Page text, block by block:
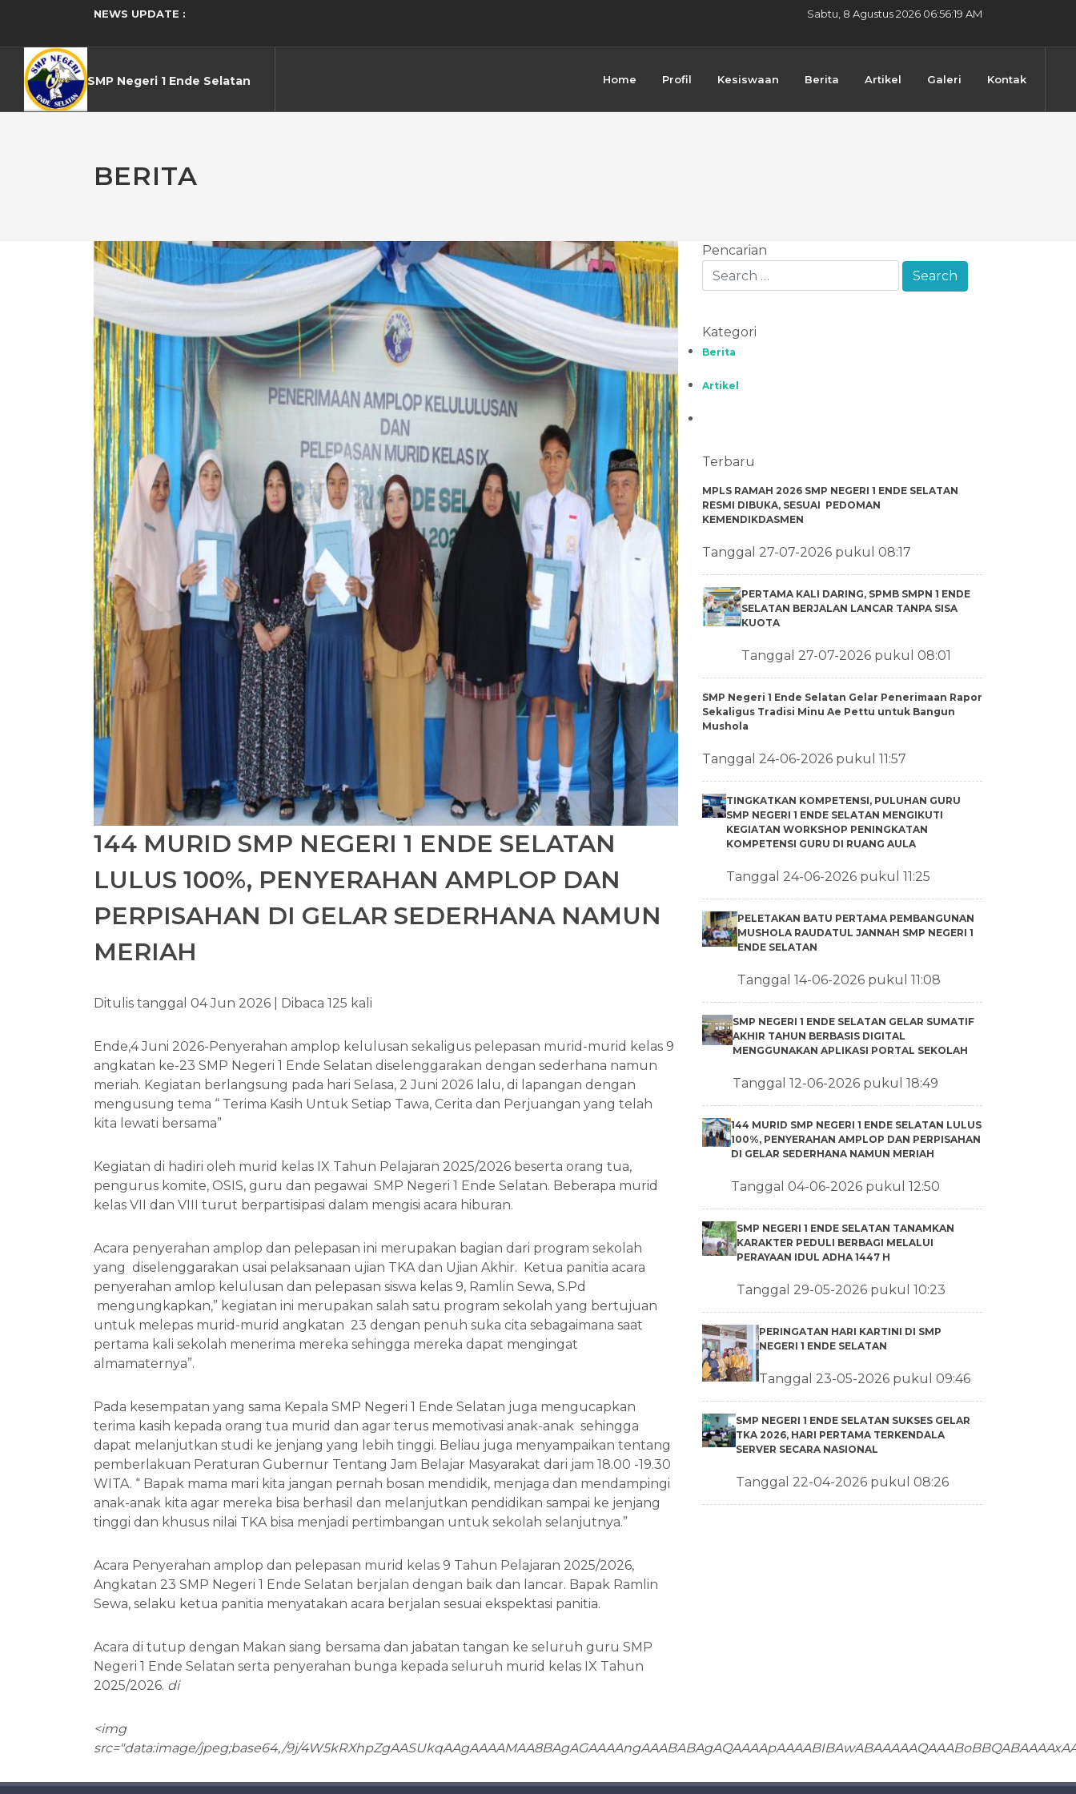
NEWS UPDATE :
SMP NEGERI 1 ENDE SELATAN GELAR SUMATIF AKHIR TAHUN BERBASIS...
Sabtu, 8 Agustus 2026 06:56:20 AM
SMP Negeri 1 Ende Selatan Home Profil Kesiswaan Berita Artikel Galeri Kontak
BERITA
144 MURID SMP NEGERI 1 ENDE SELATAN
LULUS 100%, PENYERAHAN AMPLOP DAN
PERPISAHAN DI GELAR SEDERHANA NAMUN
MERIAH
Ditulis tanggal 04 Jun 2026 | Dibaca 125 kali
Ende,4 Juni 2026-Penyerahan amplop kelulusan sekaligus pelepasan murid-murid kelas 9
angkatan ke-23 SMP Negeri 1 Ende Selatan diselenggarakan dengan sederhana namun
meriah. Kegiatan berlangsung pada hari Selasa, 2 Juni 2026 lalu, di lapangan dengan
mengusung tema “ Terima Kasih Untuk Setiap Tawa, Cerita dan Perjuangan yang telah
kita lewati bersama”
Kegiatan di hadiri oleh murid kelas IX Tahun Pelajaran 2025/2026 beserta orang tua,
pengurus komite, OSIS, guru dan pegawai SMP Negeri 1 Ende Selatan. Beberapa murid
kelas VII dan VIII turut berpartisipasi dalam mengisi acara hiburan.
Acara penyerahan amplop dan pelepasan ini merupakan bagian dari program sekolah
yang diselenggarakan usai pelaksanaan ujian TKA dan Ujian Akhir. Ketua panitia acara
penyerahan amlop kelulusan dan pelepasan siswa kelas 9, Ramlin Sewa, S.Pd
mengungkapkan,” kegiatan ini merupakan salah satu program sekolah yang bertujuan
untuk melepas murid-murid angkatan 23 dengan penuh suka cita sebagaimana saat
pertama kali sekolah menerima mereka sehingga mereka dapat mengingat
almamaternya”.
Pada kesempatan yang sama Kepala SMP Negeri 1 Ende Selatan juga mengucapkan
terima kasih kepada orang tua murid dan agar terus memotivasi anak-anak sehingga
dapat melanjutkan studi ke jenjang yang lebih tinggi. Beliau juga menyampaikan tentang
pemberlakuan Peraturan Gubernur Tentang Jam Belajar Masyarakat dari jam 18.00 -19.30
WITA. “ Bapak mama mari kita jangan pernah bosan mendidik, menjaga dan mendampingi
anak-anak kita agar mereka bisa berhasil dan melanjutkan pendidikan sampai ke jenjang
tinggi dan khusus nilai TKA bisa menjadi pertimbangan untuk sekolah selanjutnya.”
Acara Penyerahan amplop dan pelepasan murid kelas 9 Tahun Pelajaran 2025/2026,
Angkatan 23 SMP Negeri 1 Ende Selatan berjalan dengan baik dan lancar. Bapak Ramlin
Sewa, selaku ketua panitia menyatakan acara berjalan sesuai ekspektasi panitia.
Acara di tutup dengan Makan siang bersama dan jabatan tangan ke seluruh guru SMP
Negeri 1 Ende Selatan serta penyerahan bunga kepada seluruh murid kelas IX Tahun
2025/2026. di
<img src="data:image/jpeg;base64,/9j/4W5kRXhpZgAASUkqAAgAAAAMAA8BAgAGAAAAngAAABABAgAQAAAApAAAABIBAwABAAAAAQAAABoBBQABAAAAxAAAABsBBQABAAAAzAAAACgBAwABAAAAAgAAADIBAgAUAAAA1AAAADsBAgABAAAAAAAAABMCAwABAAAAAgAAAJiCAgABAAAAAAAAAGmHBAABAAAAaAEAACWIBAABAAAAKiEAACwoAABDYW5vbgBDYW5vbiBFT1MgMzAwMEQAAAAAAAAAAAAAAAAAAAAAAEgAAAABAAAASAAAAAEAAAAyMDI2OjA2OjAyIDA4OjQ0OjM3AAAAAAAAAAAAAAAAAAAAAAAAAAAAAAAAAAAAAAAAAAAAAAAAAAAAAAAAAAAAAAAAAAAAAAAAAAAAAAAAAAAAAAAAAAAAAAAAAAAAAAAAAAAAAAAAAAAAAAAAAAAAAAAAAAAAAAAAAAAAAAAAAAAAAAAAAAAAAAAAAAAAAAAAAAAAJgCaggUAAQAAADYDAACdggUAAQAAAD4DAAAiiAMAAQAAAAcAAAAniAMAAQAAAMgAAAAwiAMAAQAAAAIAAAAyiAQAAQAAAMgAAAAAkAcABAAAADAyMzADkAIAFAAAAEYDAAAEkAIAFAAAAFoDAAABkQcABAAAAAECAwABkgoAAQAAAG4DAAACkgUAAQAAAHYDAAAEkgoAAQAAAH4DAAAHkgMAAQAAAAUAAAAJkgMAAQAAABAAAAAKkgUAAQAAAIYDAAB8kgcAtBsAAI4DAACGkgcACAEAAEIfAACQkgIAAwAAADIwAACRkgIAAwAAADIwAACSkgIAAwAAADIwAAAAoAcABAAAADAxMDABoAMAAQAAAAEAAAACoAMAAQAAAEAUAAADoAMAAQAAAIANAAAFoAQAAQAAAEogAAAOogUAAQAAAGggAAAPogUAAQAAAHAgAAAQogMAAQAAAAIAAAABpAMAAQAAAAAAAAACpAMAAQAAAAAAAAADpAMAAQAAAAAAAAAGpAMAAQAAAAAAAAAwpAIAAQAAAAAAAAAxpAIADQAAAJggAAAypAUABAAAALggAAA0pAIAGgAAANggAAA1pAIADAAAAB4hAAAAAAAAAQAAAGQAAAA4AAAACgAAADIwMjY6MDY6MDIgMDg6NDQ6MzcAMjAyNjowNjowMiAwODo0NDozNwAAoAYAAAABAAAABQAAAAEAAAAAAAEAAAA3AAAAAQAAACUAAQADADEAAABQBQAAAgADAAQAAACyBQAAAwADAAQAAAC6BQAABAADACIAAADCBQAABgACABAAAAAGBgAABwACABgAAAAmBgAACQACACAAAAA+BgAADQAHAAAGAABeBgAAEAAEAAEAAAAiBACAEwADAAQAAABeDAAAGQADAAEAAAABAAAAJgADADAAAABmDAAANQAEAAQAAADGDAAAkwADABwAAADWDAAAlQACAEYAAAAODQAAlgACABAAAABUDQAAlwAHAAAEAABkDQAAmAADAAQAAABkEQAAmQAEAC8AAABsEQAAmgAEAAUAAAAoEgAAoAADAA4AAAA8EgAAqgADAAYAAABYEgAAtAADAAEAAAABAAAA0AAEAAEAAAAAAAAA4AADABEAAABkEgAAAUADAEkFAACGEgAACEADAAMAAAAYHQAACUADAAMAAAAeHQAAEEACACAAAAAkHQAAEUAHAPwAAABEHQAAEkACACAAAABAHgAAFUAHAHQAAABgHgAAFkAEAAYAAADUHgAAF0AEAAIAAADsHgAAGEAEAAMAAAD0HgAAGUAHAB4AAAAAHwAAIEAEAAcAAAAeHwAAAAAAAGIAAgAAAAMAAAABAAAAAAAAAAEAAAAIAAAAAAAAAP9/DwADAAIAAAAAAP//NQA3ABIAAQCgAEwBAAAAAAAAAAD///////8AAAAAAAAAAP////8AAAAA/3////////8AAP//AAA3AMYi6kwAAAAAAAAAAEQAAADAALAAoADUAAAAAAADAAAACAAIAJsAAAAAAAAAAAAAAAEAAAAAAKAA0ACGAAAAAAD4AP//////////AAAAAAAAQ2Fub24gRU9TIDMwMDBEAAAAAAAAAAAAAAAAAAAAAABGaXJtd2FyZSBWZXJzaW9uIDEuMC4xAAAAAAAAAAAAAAAAAAAAAAAAAAAAAAAAAAAAAAAAAAAAAKqqbDBtMFAAhoQAAwAAAAAAAAEAAAYAAACbknB3dwA3AGcAAAAAAAAAAIEDAAAAAbu7AQEAAAAAAAEAAAAAAAAAAAAAAAAAAAAAAAD+AAAAAoAAAAAAAIAAAg8AtgAMzMwMAAAAAwAAAAEAAAAAAAAAAAAAAAH/AQAAAAAAAAAAAFAUAAAAAAAAAAAAAAEAAAABAAAAAQAAAAMAAAADAAAAAwAAAAAAAAABAAAAAAAAAAAAAACHAAAAAQAAAAEAAAABAAAADAAAAAAAAAAAAAAAAAAAAAAAAAAAAAAAAAAAAAAAAAABMFsANQASADeRZZI/AP///////wIAAAAAAAAAAAAAAAAAAAAAAAAAAAAAAAAAAAAAAAAAKBQAAHQNAAAAAAAAAAAAAAgEAACwAgAA0AIAAOABAAAAAAAAAAAAANACAADgAQAA0AIAAOABAAAAAAAAAAAAANACAADgAQAAAAAAAAAAAAABAAAAAAAAAAAAAAAAAAAAAAAAAAAAAAAAAAAAAAIKAgABAAEBAAIAAAAAAAAAAAAxLjAuMQAxQigxMykAhgAAAAAAAAAAAAAAAAAAAAAAAAAAAAAAAAAAAAAAAAAAAACOAAAAZAAAAGQAAAAAAAAAbB4AAAAAAABkAAAAZQAAAGQAAAAIAAAACAAAAAgAAAAIAAAAAQAAAAAAAAAAAAAAAAAAAAAAAAAAAAAAAAAAAAAAAAAAAAAA3gEABAAEowIAAAAAAAAAAAAAAAAAAAAAAAAAAAAAAAAAAAAAAAAAAAAAAADeAQAEAASjAgAAAAAAAAAAAAAAAAAAAAAAAAAAAAAAAAAAAAAAAAAAAAAAAN4BAAQABKMCAAAAAAAAAAAAAAAAAAAAAAAAAAAAAAAAAAAAAAAAAAAAAAAA3gEABAAEowIAAAAAAAAAAAAAAAAAAAAAAAAAAAAAAAAAAAAAAAAAAAAAAADeAQAEAASjAgAAAAAAAAAAAQAAAAAAAAAAAAAAAAAAAAAAAAABAAAAAAAAAAMAAAAAAAAAAAAAAO++rd7vvq3eAAAAAAIAAAAAAAAAAAAAAO++rd7vvq3eAAAAAAQAAAAAAAAAAAAAAO++rd7vvq3eAAAAAAAAAAAAAAAAAAAAAO++rd7vvq3eAAAAAAAAAAAAAAAAAAAAAO++rd7vvq3eAAAAAAMAAADvvq3e776t3gAAAAAAAAAAAAAAAAIAAAAAAAAAAAAAAO++rd7vvq3eAAAAAAMAAAAAAAAAAAAAAAAAAAAAAAAAAAAAAAMAAAAAAAAAAAAAAAAAAAAAAAAAAAAAAAMAAAAAAAAAAAAAAAAAAAAAAAAAhwCHAIcAAAD//////////wAAAAAAAAAAAAAAAAAAAAAAAAAAAAAAAAAAAAAAAAAAAAQABAAEAAQAAAAAAAAAAAAAAAAAAAAAAAAAAAAAAAAAAAAAAAAAAAAEAAQABAAEAAAAAAAAAAAAAAAAAAAAAAAAAAAAAAAAAAAAAAAAAAAABAAEAAQABAAAAAAAAAAAAAAAAAAAAAAAAAAAAAAAAAAAAAAAAAAAAAQABAAEAAQAAAAAAAAAAAAAAAAAAAAAAAAAAAAAAAAAAAAAAAAAAAAEAAQABAAEAAAAAAAAAAD1lx5qzAAAAAQAAAAAAAAABAAAAAAAAAAEAAAAAAAAAAAAABAAAAAAAAAAAAAAAACYMgAAYNwAAAAAAAAAAAAAAAAAAAAAAAAAAAAAAAAAAAAAAAAAAAAAAAAAAAAAAAAAAAAAAAAAAAAAAAAAAAAAAAAAAAAAAAD/AAAAAAAAAAAAAAAAAAAAAAAAAAAAAAAAAAAAAAAAAAAAAAAAAAAAAAAAAAAAAAAAAAAAAAAAAAAAAAAAAAAAAAAAAAAAAAAAAAAAAAAAAAAAAAAAAAAAAAAAAAAAAAAAAAAAAAAAAAAAAAAAAAAAAAAAAAAAAAAAAAAAAAAAAAAAAAAAAAAAAAAAAAAAAAAAAAAAAAAAAAAAAAAAAAAAAAAAAAAAAAAAAAAAAAAAAAAAAAAAAAAAAAAAAAAAAAAAnwAHAHAAYAAEAAkACQBAFIANQBSADbUAgQCBAIEA3gCBAIEAgQC1AHUArACsAKwA4ACsAKwArAB1AAAAufxHA476AAByBbn8RwMAAOcCiQGJAQAAAAAAAHf+d/4Z/dEB/wEAAP//EAAAAKQBAAAIAAAAAAAAADgAAAAAAAAAAAAAAAAAAAAAAAAAAAAAAAAAAAD/////cAAAAAAAAAAPArYAAAAAAAAAAAD//wAARUYtUzE4LTU1bW0gZi8zLjUtNS42IElJSQAAAAAAAAAAAAAAAAAAAAAAAAAAAAAAAAAAAAAAAAAAAAAAAAAAAAAAAAAAAE1BNDM4NDA0OAAAAAAAAAAAAAAAAAAAAAAAAAAAAAAAAAAAAAAAAAAAAAAAAAAAAAAAAAAAAAAAAAAAAAAAAAAAAAAAAAAAAAAAAAAAAAAAAAAAAAAAAAAAAAAAAAAAAAAAAAAAAAAAAAAAAAAAAAAAAAAAAAAAAAAAAAAAAAAAAAAAAAAAAAAAAAAAAAAAAAAAAAAAAAAAAAAAAAAAAAAAAAAAAAAAAAAAAAAAAAAAAAAAAAAAAAAAAAAAAAAAAAAAAAAAAAAAAAAAAAAAAAAAAAAAAAAAAAAAAAAAAAAAAAAAAAAAAAAAAAAAAAAAAAAAAAAAAAAAAAAAAAAAAAAAAAAAAAAAAAAAAAAAAAAAAAAAAAAAAAAAAAAAAAAAAAAAAAAAAAAAAAAAAAAAAAAAAAAAAAAAAAAAAAAAAAAAAAAAAAAAAAAAAAAAAAAAAAAAAAAAAAAAAAAAAAAAAAAAAAAAAAAAAAAAAAAAAAAAAAAAAAAAAAAAAAAAAAAAAAAAAAAAAAAAAAAAAAAAAAAAAAAAAAAAAAAAAAAAAAAAAAAAAAAAAAAAAAAAAAAAAAAAAAAAAAAAAAAAAAAAAAAAAAAAAAAAAAAAAAAAAAAAAAAAAAAAAAAAAAAAAAAAAAAAAAAAAAAAAAAAAAAAAAAAAAAAAAAAAAAAAAAAAAAAAAAAAAAAAAAAAAAAAAAAAAAAAAAAAAAAAAAAAAAAAAAAAAAAAAAAAAAAAAAAAAAAAAAAAAAAAAAAAAAAAAAAAAAAAAAAAAAAAAAAAAAAAAAAAAAAAAAAAAAAAAAAAAAAAAAAAAAAAAAAAAAAAAAAAAAAAAAAAAAAAAAAAAAAAAAAAAAAAAAAAAAAAAAAAAAAAAAAAAAAAAAAAAAAAAAAAAAAAAAAAAAAAAAAAAAAAAAAAAAAAAAAAAAAAAAAAAAAAAAAAAAAAAAAAAAAAAAAAAAAAAAAAAAAAAAAAAAAAAAAAAAAAAAAAAAAAAAAAAAAAAAAAAAAAAAAAAAAAAAAAAAAAAAAAAAAAAAAAAAAAAAAAAAAAAAAAAAAAAAAAAAAAAAAAAAAAAAAAAAAAAAAAAAAAAAAAAAAAAAAAAAAAAAAAAAAAAAAAAAAAAAAAAAAAAAAAAAAAAAAAAAAAAAAAAAAAAAAAAAAAAAAAAAAAAAAAAAAAAAAAAAAAAAAAAAAAAAAAAAAAAAAAAAAAAAAAAAAAAAAAAAAAAAAAAAAAAAAAAAAAAAAAAAAAAAAAAAAAAAAAAAAAAAAAAAAAAAAAAAAAAAAAAAAAAAAAAAAAAAAAAAAAAAAAAAAAAAAAAAAAAAAAAAAAAAAAAAAAAAAAAAAAAAAAAAAAAAAAAAAAAAAAAAAAAAAAAAAAAAAAAAAAAAAAAAAAAC8AAAABAAAAAEAAAAsAAAAAwAAAAEBAAABAAAAAAAAAAMBAAABAAAAAAAAAA8BAAABAAAAAAAAAAIAAAAsAAAAAwAAAAECAAABAAAAAAAAAAICAAABAAAAAAAAAAMCAAABAAAAAAAAAAMAAAAUAAAAAQAAAA4FAAABAAAAAAAAAAQAAAA4AAAABAAAAAEHAAABAAAAAAAAAAQHAAABAAAAAAAAAA4HAAABAAAAAAAAABEIAAABAAAAAAAAAAAAAABAFAAAgA0AAAAAAAAAAAAAHAAAAAIAAAAAAAAAAAAAAP//UBSHAAAAAAAAAAwAOQIABAAEQwIAACIA4BS8DQEAAQCYADgA1xS3DQAAAAAAAAAAAAAAAAAAAAAOANwCAAQABGcBDwIABAAEBgJ8AQAEAAT6AiwHQQlHCUsDPwYfCyILwQXaAgYHCQdmBQAAAQD8AP0A/AAAAEAFfAt4C9sGRALMAMsAHgBbAAcCBQKdAswEVQhaCHgBcwaCDYcNUAjgAvcA9QAlAHMAYwJlAjUDEwYLCg8KzwFGCAAEAAR0BcQWRggABAAEdAXEFkYIAAQABHQFxBZGCAAEAAR0BcQWAAQABAAEAARoEAAEAAQABAAEaBBGCAAEAAR0BcQWRggABAAEdAXEFkYIAAQABHQFxBZGCAAEAAR0BcQWRggABAAEdAXEFkQI/wMABHUFxBZECP8DAAR1BcQWAAAAAAAAAAAAAOAHAAQABOMFUBQVCQAEAAQABVgbdggABAAEaQVwF6wFAAQABOMIgAzlBgAEAARyCJEO4AcABAAE4wVFFMoIAAQABFcFlBjgBwAEAATjBUUU4AcABAAE4wVFFOAHAAQABOMFRRTgBwAEAATjBUUU4AcABAAE4wVFFMYDAAQABNEDPRDGAwAEAATRAz0QxgMABAAE0QM9EMYDAAQABNEDPRDGAwAEAATRAz0QRggABAAEdAXEFkYIAAQABHQFxBZGCAAEAAR0BcQWAAQABAAEAARoEAAEAAQABAAEaBBGCAAEAAR0BcQWRggABAAEdAXEFjUIAAQABI0FNRYxCP4DAASKBTUWpf6KAcoDlCq3/pEBsgMQJ+b+pwFzA2wgG//DATMDWBtV/+QB9QJwF3H/9QHXAuAVkf8IArgCUBTD/yUCgwJcEgAATwJLAmgQOAB4Ah8C2A5oAJ8C+AGsDaMA0gLNAYAM2AD+AqcBuAsDATADkQHwCnABtQNbAWAJ9AERCCAI/gf+B/4H/gcAAAAAAAAAAAAAAAAAAAAAAAAAAAAAAAAAAAAAAAAAAAAAAAAAAAAAAAAAAAAAAAAAAAAAAAAAAAAAAAAAAAAAAAAAAAAAAAAAAAAAAAAAAAAAAAAAAAAAAAAAAAAAAAAAAAAAAAAAAAAAAAAAAAAAAAAAAAAAAAAAAAAAAAAAAAoAKAB2ALQCaQB1AcIAPQEJAZ0AXwAvAA4ABgAmAAAAwQE8A74IpSTsAlMHGQPkC/ISqA1nCJYBKQAVAGgAHwCeApAGVw5FH7MADgHSAPwDYAk4CB0HCQEPAAcACQADAAYa7ShvMIBnOggtClcHpwc2E7EOfRRiCOQDfwN3BgQAAAAAAAAAAIAAAAAEAAQABMAKmA/qG8IQrP83APsQRg9MAM7/Eg8AAAABAgD96QQAsdoEAK/OAgAvzgAEAAQABAAAAAAAAAAAAAD/HwAB/x8AAQAAAAAAApoCxAHeAaMCigFGAwAAAAAAAAAAAwAiAEIAYQCBAKAAwADfAP8AAAAgAEMAZACEAKIAwADfAP8AAQAAAG0AAAAQACAAQABgAIAAwAAAAO3/7f/w/+3/8P8AAOgD6wPrA+kD7APoA8oDiAQAAP0H/Qf+B/4HAAD2OhAnAAAAAAAAAAAAAAAAAAAAAAAAAAAAAAAAAAAAAAAAAAAAAAAAAAAAAAAAAAAAAAAAAAAAAAAAAAAAAAAAAAAAAAAAAAAAAAAAAAAAAAAAAAAAAAAAAAAAAAAAAAAAAAAAAAAAAAAAAAAAAAAAAAAAAAAAAAAAAAAAAAAAAAAAAAAAAAAAAAAAAAAAAAAAAAAAAAAAAAAAAAAAAAAAAAAAAAAAAAAAAAAAAAAAAAAAAAAAAAAAAAAAAAAAAAAAAAAAAAAAAAAAAAAAAAAAAAAAAAAAAAAAAAAAAAAAAAAAAAAAAAAAAAAAAAAAAAAAAAAAAAAAAAAAAAAAAAAAAAAAAAAAAAAAAAAAAAAAAAAAAAAAAAAAAAAAAAAAAAAAAAAAAAAAAAAAAAAAAAAAAAAAAAAAAAAAAAAAAAAAAAAAAAAAAAAAAAAAAAAAAAAAAAAAAAAAAAAAAAAAAAAAAAAAAAAAAAAAAAAAAAAAAAAAAAAAAAAAAAAAAAAAAAAAAAAAAAAAAAAAAAAAAAAAAAAAAAAAAAAAAAAAAAAAAAAAAAAAAAAAAAAAAAAAAAAAAAAAAAAAAAAAAAAAAAAAAAAAAAAAAAAAAAAAAAAAAAAAAAAAAAAAAAAAAAAAAAAAAAAAAAAAAAAAAAAAAAAAAAAAAAAAAAAAAAAAAAAAAAAAAAAAAAAAAAAAAAAAAAAAAAAAAAAAAAAAAAAAAAAAAAAAAAAAAAAAAAAAAAAAAAAAAAAAAAAAAAAAAAAAAAAAAAAAAAAAAAAAAAAAAAAAAAAAAAAAAAAAAAAAAAAAAAAAAAAAAAAAAAAAAAAAAAAAAAAAAAAAAAAAAAAAAAAAAAAAAAAAAAAAAAAAAAAAAAAAAAAAAAAAAAAAAAAAAAAAAAAAAAAAAAAAAAAAAAAAAAAAAAAAAAAAAAAAAAAAAAAAAAAAAAAAAAAAAAAAAAAAAAAAAAAAAAAAAAAAAAAAAAAAAAAAAAAAAAAAAAAAAAAAAAAAAAAAAAAAAAAAAAAAAAAAAAAAAAAAAAAAAAAAAAAAAAAAAAAAAAAAAAAAAAAAAAAAAP//AAAKAF0A0gAAAQABAAEAAQABAAAKAGIA0gAAAQABAAEAAQABYABdAG4AIwAfANoA2gAHAE4AXwBiAIwAkQCtAOsAAAAAAAAAAAAAAAAAAAAAAAAAAAAAAAAAAAAAAAAAAAAAAAAAAAAAAAAAAAAAAAAAWgBgAIUAkACqAOoAAAAAAAAAAAAAAAAAAAAAAAAAAAAAAAAAAAAAAAAAAAAAAAAAAAAAAAAAAAAAAAAAAAAAAAAAgQAAAN0DEQAAAD8AKwITAQAA/QK5AAAAQAEAAAAAAAAAAAAAAAAAAAAAtQUABBkDAAAAAAAAAAAAAAAAKwBTAD0AAAAAAAAAAAAAAAAAZADlAQAEAAQHAwAA1wMRAAAAAAAAAAAAPwCIAE0AawAjAEoAOgAeauaXBQA1ADAA/wAAAAAAAAAAAAAAAAAAAAAAAAAAAAAAAAAAAAAAAAAAAAAAAAAAAAAAAAAAAAAAAAAAAAAAHwBBAGQAgwChAMAA3wD/AAAAAAAAAAAAAAAAAAAAAAAAAGQAAABiAB8A2gAAAAAAAAAAAAAAAAAAACAAQwBkAIQAogDAAN8A/wAHAAwAFgAgADIASQBhAIEAnQCxAMQAzADWANsA2QDPAMYAwwC/AL4AwADBAL8AuQCyAKkAnQCXAI0AhgB+AHYAbwBsAGkAZABgAFwAWABYAFcAVQBRAEsASQBPAFUASwBCADwAOAA5ADcALwAdABQAEgARABEADwALAAgABwADAP8ABwCIAE0AHmrmlwAAAAAAAAAAAAA1AP8AMAAfAi4BAAAcA7wAAABAAQAAAABrAAAAGQAKAAAAZAAAAAAAAAAAAAAAAAAMAAAAAABkAAAAZAAAAAAAZABkAGQAAAAoAGQAZAAAAAAAGQBkAAAADAABABkAAABkAAAAiABNAB5q5pcAAAAAAAAAAAAANQD/ADAA1wMRAAAAAAAAAAAAPwAeauaXBQCIAAAAAAAAABkAAABkAAAAAAAgAEMAZACEAKIAwADfAP8AAAAAAOUBAAQABAcDAACHAIcAhwAAAAAAAAAAAAA
Pencarian
Kategori
Berita
Artikel
Terbaru
MPLS RAMAH 2026 SMP NEGERI 1 ENDE SELATAN
RESMI DIBUKA, SESUAI PEDOMAN
KEMENDIKDASMEN
Tanggal 27-07-2026 pukul 08:17
PERTAMA KALI DARING, SPMB SMPN 1 ENDE
SELATAN BERJALAN LANCAR TANPA SISA
KUOTA
Tanggal 27-07-2026 pukul 08:01
SMP Negeri 1 Ende Selatan Gelar Penerimaan Rapor
Sekaligus Tradisi Minu Ae Pettu untuk Bangun
Mushola
Tanggal 24-06-2026 pukul 11:57
TINGKATKAN KOMPETENSI, PULUHAN GURU
SMP NEGERI 1 ENDE SELATAN MENGIKUTI
KEGIATAN WORKSHOP PENINGKATAN
KOMPETENSI GURU DI RUANG AULA
Tanggal 24-06-2026 pukul 11:25
PELETAKAN BATU PERTAMA PEMBANGUNAN
MUSHOLA RAUDATUL JANNAH SMP NEGERI 1
ENDE SELATAN
Tanggal 14-06-2026 pukul 11:08
SMP NEGERI 1 ENDE SELATAN GELAR SUMATIF
AKHIR TAHUN BERBASIS DIGITAL
MENGGUNAKAN APLIKASI PORTAL SEKOLAH
Tanggal 12-06-2026 pukul 18:49
144 MURID SMP NEGERI 1 ENDE SELATAN LULUS
100%, PENYERAHAN AMPLOP DAN PERPISAHAN
DI GELAR SEDERHANA NAMUN MERIAH
Tanggal 04-06-2026 pukul 12:50
SMP NEGERI 1 ENDE SELATAN TANAMKAN
KARAKTER PEDULI BERBAGI MELALUI
PERAYAAN IDUL ADHA 1447 H
Tanggal 29-05-2026 pukul 10:23
PERINGATAN HARI KARTINI DI SMP
NEGERI 1 ENDE SELATAN
Tanggal 23-05-2026 pukul 09:46
SMP NEGERI 1 ENDE SELATAN SUKSES GELAR
TKA 2026, HARI PERTAMA TERKENDALA
SERVER SECARA NASIONAL
Tanggal 22-04-2026 pukul 08:26